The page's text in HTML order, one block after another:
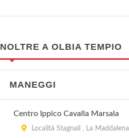
A OLBIA TEMPIO
MANEGGI
Centro Ippico Cavalla Marsala
Località Stagnali , La Maddalena